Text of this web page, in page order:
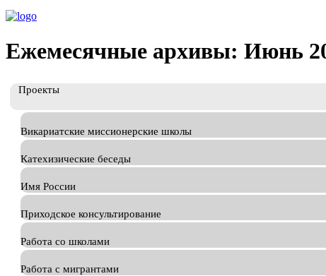
Ежемесячные архивы: Июнь
Проекты
Викариатские миссионерские школы
Катехизические беседы
Имя России
Приходское консультирование
Работа со школами
Работа с мигрантами